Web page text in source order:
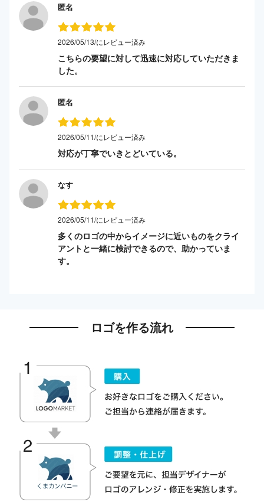
匿名
2026/05/13/にレビュー済み
こちらの要望に対して迅速に対応していただきま
した。
匿名
2026/05/11/にレビュー済み
対応が丁寧でいきとどいている。
なす
2026/05/11/にレビュー済み
多くのロゴの中からイメージに近いものをクライ
アントと一緒に検討できるので、助かっていま
す。
ロゴを作る流れ